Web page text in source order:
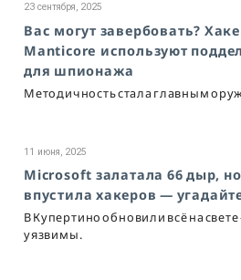
23 сентября, 2025
Вас могут завербовать?
Manticore используют
для шпионажа
Методичность стала главным
11 июня, 2025
Microsoft залатала 66 дыр,
впустила хакеров —
В Купертино обновили всё на
уязвимы.